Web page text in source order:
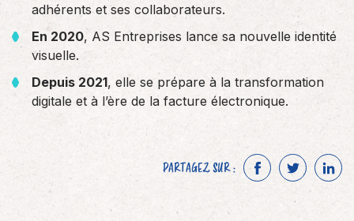
adhérents et ses collaborateurs.
En 2020, AS Entreprises lance sa nouvelle identité
visuelle.
Depuis 2021, elle se prépare à la transformation
digitale et à l’ère de la facture électronique.
PARTAGEZ SUR :
F
T
L